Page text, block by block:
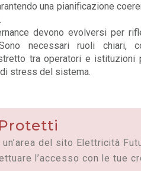
una pianificazione
devono evolversi per
necessari ruoli chiari,
tra operatori e istituzioni
stress del sistema.
del sito Elettricità
l’accesso con le tue
funzionali alla
all’ingrosso